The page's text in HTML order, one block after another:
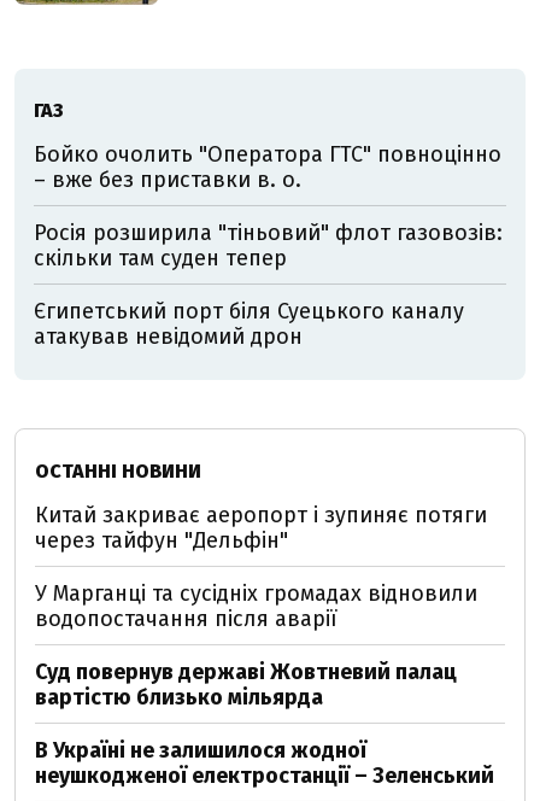
ГАЗ
Бойко очолить "Оператора ГТС" повноцінно
– вже без приставки в. о.
Росія розширила "тіньовий" флот газовозів:
скільки там суден тепер
Єгипетський порт біля Суецького каналу
атакував невідомий дрон
ОСТАННІ НОВИНИ
Китай закриває аеропорт і зупиняє потяги
через тайфун "Дельфін"
У Марганці та сусідніх громадах відновили
водопостачання після аварії
Суд повернув державі Жовтневий палац
вартістю близько мільярда
В Україні не залишилося жодної
неушкодженої електростанції – Зеленський